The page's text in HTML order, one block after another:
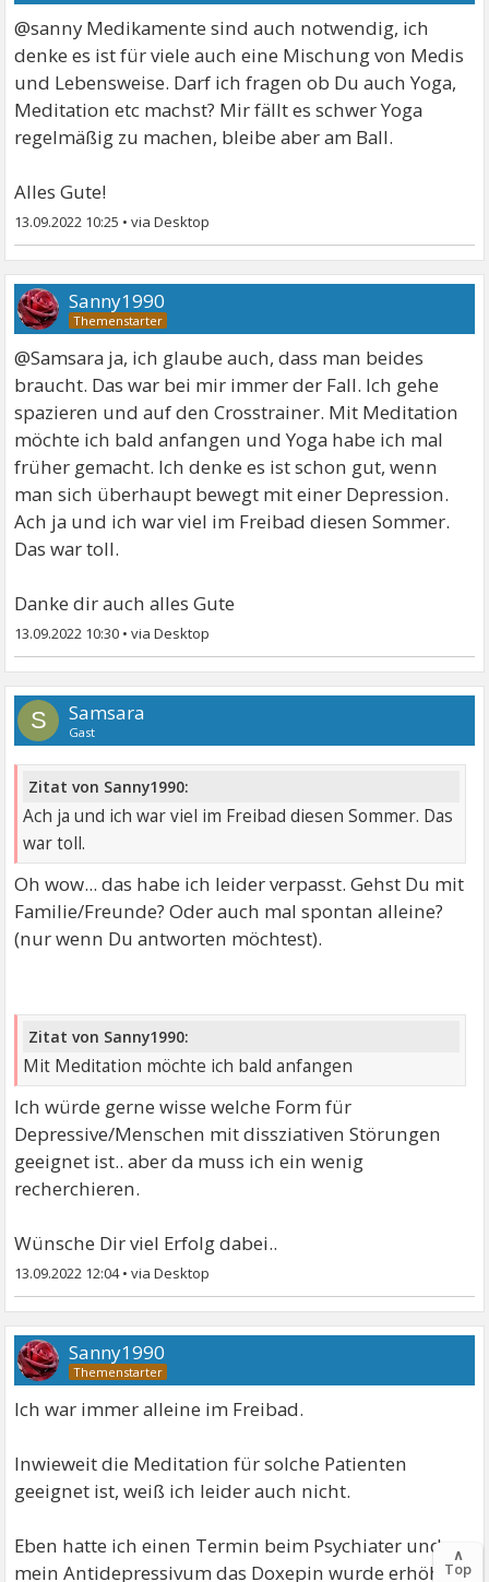
@sanny Medikamente sind auch notwendig, ich
denke es ist für viele auch eine Mischung von Medis
und Lebensweise. Darf ich fragen ob Du auch Yoga,
Meditation etc machst? Mir fällt es schwer Yoga
regelmäßig zu machen, bleibe aber am Ball.
Alles Gute!
13.09.2022 10:25 •
Sanny1990
@Samsara ja, ich glaube auch, dass man beides
braucht. Das war bei mir immer der Fall. Ich gehe
spazieren und auf den Crosstrainer. Mit Meditation
möchte ich bald anfangen und Yoga habe ich mal
früher gemacht. Ich denke es ist schon gut, wenn
man sich überhaupt bewegt mit einer Depression.
Ach ja und ich war viel im Freibad diesen Sommer.
Das war toll.
Danke dir auch alles Gute
13.09.2022 10:30 •
S Samsara
Gast
Zitat von Sanny1990:
Ach ja und ich war viel im Freibad diesen Sommer. Das
war toll.
Oh wow... das habe ich leider verpasst. Gehst Du mit
Familie/Freunde? Oder auch mal spontan alleine?
(nur wenn Du antworten möchtest).
Zitat von Sanny1990:
Mit Meditation möchte ich bald anfangen
Ich würde gerne wisse welche Form für
Depressive/Menschen mit dissziativen Störungen
geeignet ist.. aber da muss ich ein wenig
recherchieren.
Wünsche Dir viel Erfolg dabei..
13.09.2022 12:04•
Sanny1990
Ich war immer alleine im Freibad.
Inwieweit die Meditation für solche Patienten
geeignet ist, weiß ich leider auch nicht.
Eben hatte ich einen Termin beim Psychiater und
mein Antidepressivum das Doxepin wurde erhöht
∧
Top